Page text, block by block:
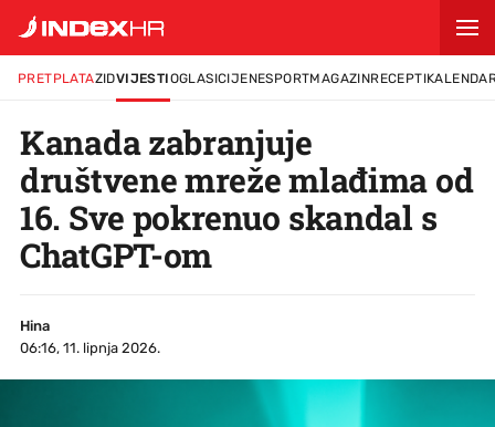
PRETPLATAZIDVIJESTIOGLASICIJENESPORTMAGAZINRECEPTI
Kanada zabranjuje
društvene mreže mlađima od
16. Sve pokrenuo skandal s
ChatGPT-om
Hina
06:16, 11. lipnja 2026.